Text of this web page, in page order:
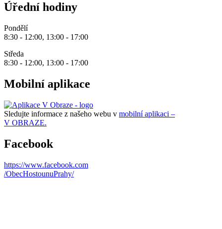
Úřední hodiny
Pondělí
8:30 - 12:00, 13:00 - 17:00
Středa
8:30 - 12:00, 13:00 - 17:00
Mobilní aplikace
Sledujte informace z našeho webu v mobilní aplikaci –
V OBRAZE.
Facebook
https://www.facebook.com
/ObecHostounuPrahy/